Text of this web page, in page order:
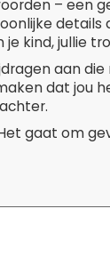
– een
kind, jullie
aan
dat jou
gaat om